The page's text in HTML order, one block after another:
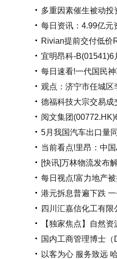
多重因素催生被动
每日资讯：4.99亿元
Rivian提前交付低价
宜明昂科-B(01541)6
每日速看!一代国民
观点：济宁市任城区
德福科技大宗交易
阅文集团
5月我国汽车出口量
当前看点!里昂：中
[快讯]万林物流发布
每日视点!富力地产
港元拆息普遍下跌
四川汇嘉信化工有
【独家焦点】自然
国内工商管理博士
以客为心 服务致远